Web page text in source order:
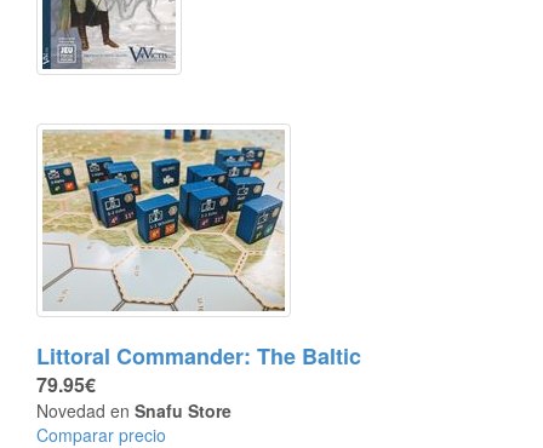
Littoral Commander: The Baltic
79.95€
Novedad en Snafu Store
Comparar precio